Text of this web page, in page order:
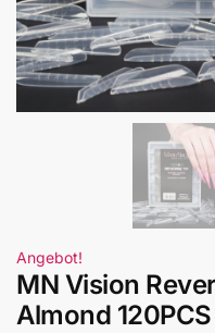
Angebot!
MN Vision
Almond 120PCS